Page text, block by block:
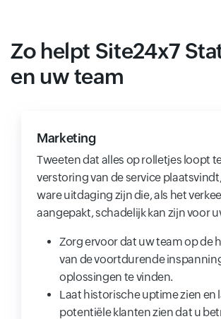
Zo helpt Site24x7
en uw team
Marketing
Tweeten dat alles op rolletjes loopt
verstoring van de service
ware uitdaging zijn die, als het
aangepakt, schadelijk kan zijn voor
Zorg ervoor dat uw team op de
van de voortdurende
oplossingen te vinden.
Laat historische uptime zien en
potentiële klanten zien dat u